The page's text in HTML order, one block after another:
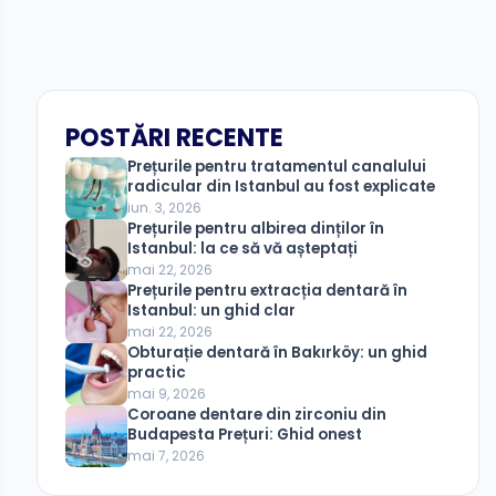
POSTĂRI RECENTE
Prețurile pentru tratamentul canalului
radicular din Istanbul au fost explicate
iun. 3, 2026
Prețurile pentru albirea dinților în
Istanbul: la ce să vă așteptați
mai 22, 2026
Prețurile pentru extracția dentară în
Istanbul: un ghid clar
mai 22, 2026
Obturație dentară în Bakırköy: un ghid
practic
mai 9, 2026
Coroane dentare din zirconiu din
Budapesta Prețuri: Ghid onest
mai 7, 2026